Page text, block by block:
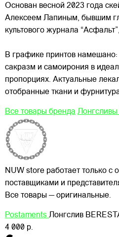
Основан весной 2023 года
Алексеем Лапиным, бывшим
культового журнала
В графике принтов
сакразм и самоирония в
пропорциях. Актуальные
отобранные ткани и
Все товары бренда
NUW store работает только с
поставщиками и
Все товары — оригинальные.
Postaments Лонгслив
4 000 р.